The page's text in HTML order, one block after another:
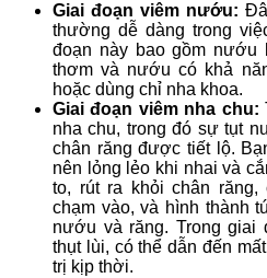
Giai đoạn viêm nướu:
thường dễ dàng trong
đoạn này bao gồm
thơm và nướu có khả
hoặc dùng chỉ nha khoa.
Giai đoạn viêm nha chu:
nha chu, trong đó sự tụt
chân răng được tiết lộ.
nên lỏng lẻo khi nhai và
to, rút ra khỏi chân
chạm vào, và hình thành
nướu và răng. Trong giai
thụt lùi, có thể dẫn đến
trị kịp thời.